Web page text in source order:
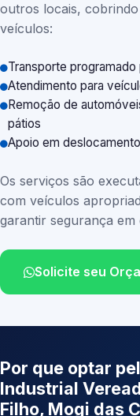
outros locais,
veículos:
Transporte programado
Atendimento para
Remoção de
pátios
Apoio em
Os serviços são
com veículos
garantir segurança em
Solicite seu
Por que optar
Industrial
Filho, Mogi das